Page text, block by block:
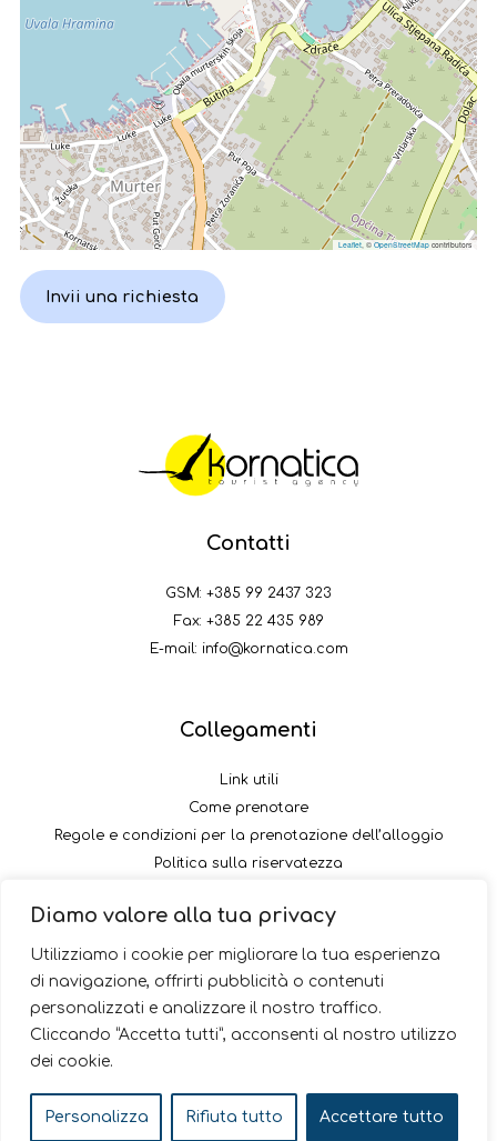
Diamo valore alla tua privacy
Utilizziamo i cookie per migliorare la tua esperienza
di navigazione, offrirti pubblicità o contenuti
personalizzati e analizzare il nostro traffico.
Cliccando “Accetta tutti”, acconsenti al nostro utilizzo
dei cookie.
Personalizza Rifiuta tutto Accettare tutto
Leaflet, © OpenStreetMap contributors
Invii una richiesta
Contatti
GSM: +385 99 2437 323
Fax: +385 22 435 989
E-mail: info@kornatica.com
Collegamenti
Link utili
Come prenotare
Regole e condizioni per la prenotazione dell’alloggio
Politica sulla riservatezza
Seguici
© 2026 Kornatica